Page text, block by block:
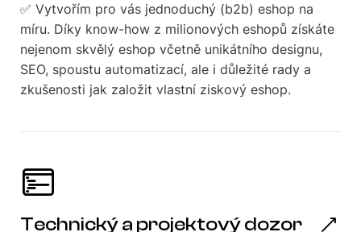
✅ Vytvořím pro vás jednoduchý (b2b) eshop na
míru. Díky know-how z milionových eshopů získáte
nejenom skvělý eshop včetně unikátního designu,
SEO, spoustu automatizací, ale i důležité rady a
zkušenosti jak založit vlastní ziskový eshop.
Technický a projektový dozor